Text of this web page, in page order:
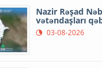
Nazir Rəşad
vətəndaşları
03-08-2026